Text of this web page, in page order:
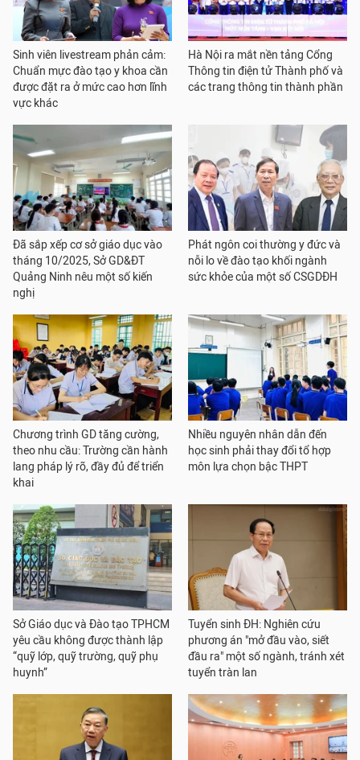
Sinh viên livestream phản cảm:
Chuẩn mực đào tạo y khoa cần
được đặt ra ở mức cao hơn lĩnh
vực khác
Hà Nội ra mắt nền tảng Cổng
Thông tin điện tử Thành phố và
các trang thông tin thành phần
Đã sắp xếp cơ sở giáo dục vào
tháng 10/2025, Sở GD&ĐT
Quảng Ninh nêu một số kiến
nghị
Phát ngôn coi thường y đức và
nỗi lo về đào tạo khối ngành
sức khỏe của một số CSGDĐH
Chương trình GD tăng cường,
theo nhu cầu: Trường cần hành
lang pháp lý rõ, đầy đủ để triển
khai
Nhiều nguyên nhân dẫn đến
học sinh phải thay đổi tổ hợp
môn lựa chọn bậc THPT
Sở Giáo dục và Đào tạo TPHCM
yêu cầu không được thành lập
“quỹ lớp, quỹ trường, quỹ phụ
huynh”
Tuyển sinh ĐH: Nghiên cứu
phương án "mở đầu vào, siết
đầu ra" một số ngành, tránh xét
tuyển tràn lan